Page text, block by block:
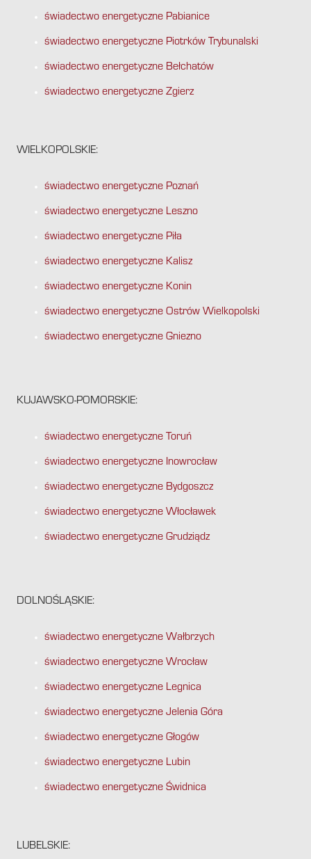
świadectwo energetyczne Pabianice
świadectwo energetyczne Piotrków Trybunalski
świadectwo energetyczne Bełchatów
świadectwo energetyczne Zgierz
WIELKOPOLSKIE:
świadectwo energetyczne Poznań
świadectwo energetyczne Leszno
świadectwo energetyczne Piła
świadectwo energetyczne Kalisz
świadectwo energetyczne Konin
świadectwo energetyczne Ostrów Wielkopolski
świadectwo energetyczne Gniezno
KUJAWSKO-POMORSKIE:
świadectwo energetyczne Toruń
świadectwo energetyczne Inowrocław
świadectwo energetyczne Bydgoszcz
świadectwo energetyczne Włocławek
świadectwo energetyczne Grudziądz
DOLNOŚLĄSKIE:
świadectwo energetyczne Wałbrzych
świadectwo energetyczne Wrocław
świadectwo energetyczne Legnica
świadectwo energetyczne Jelenia Góra
świadectwo energetyczne Głogów
świadectwo energetyczne Lubin
świadectwo energetyczne Świdnica
LUBELSKIE: